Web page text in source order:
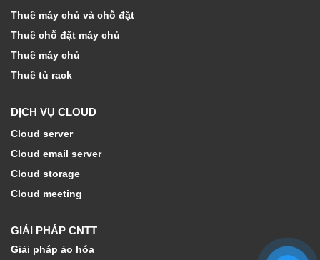
Thuê máy chủ và chỗ đặt
Thuê chỗ đặt máy chủ
Thuê máy chủ
Thuê tủ rack
DỊCH VỤ CLOUD
Cloud server
Cloud email server
Cloud storage
Cloud meeting
GIẢI PHÁP CNTT
Giải pháp ảo hóa